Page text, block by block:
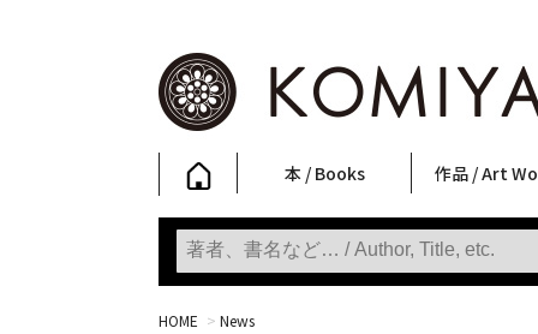
本 / Books
写真集
Photobooks
ファッション
Fashion
アート / 美術
Art
文学・人文
Literature & Humanities
日本文化
Japanese Culture
新刊
New Books
SALE
SALE
作品 / Art
フォトグラフ
Photography
ポスター
Posters
ストリートア
Street Art
立体・その他
Sculptures / etc
アートワーク
Art Works
Primary
KOMIYAMA
版画
Prints
HOME > News